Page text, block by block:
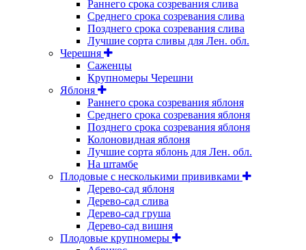
Раннего срока созревания слива
Среднего срока созревания слива
Позднего срока созревания слива
Лучшие сорта сливы для Лен. обл.
Черешня
Саженцы
Крупномеры Черешни
Яблоня
Раннего срока созревания яблоня
Среднего срока созревания яблоня
Позднего срока созревания яблоня
Колоновидная яблоня
Лучшие сорта яблонь для Лен. обл.
На штамбе
Плодовые с несколькими прививками
Дерево-сад яблоня
Дерево-сад слива
Дерево-сад груша
Дерево-сад вишня
Плодовые крупномеры